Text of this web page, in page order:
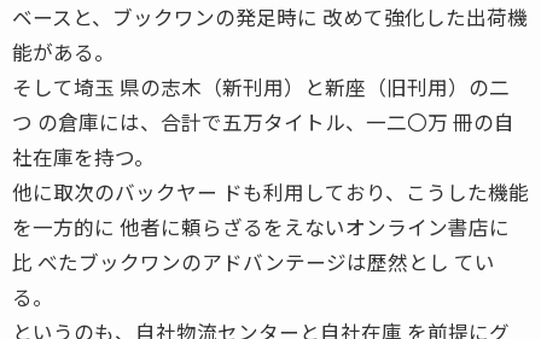
ベースと、ブックワンの発足時に 改めて強化した出荷機
能がある。
そして埼玉 県の志木（新刊用）と新座（旧刊用）の二
つ の倉庫には、合計で五万タイトル、一二〇万 冊の自
社在庫を持つ。
他に取次のバックヤー ドも利用しており、こうした機能
を一方的に 他者に頼らざるをえないオンライン書店に
比 べたブックワンのアドバンテージは歴然とし てい
る。
というのも、自社物流センターと自社在庫 を前提にグ